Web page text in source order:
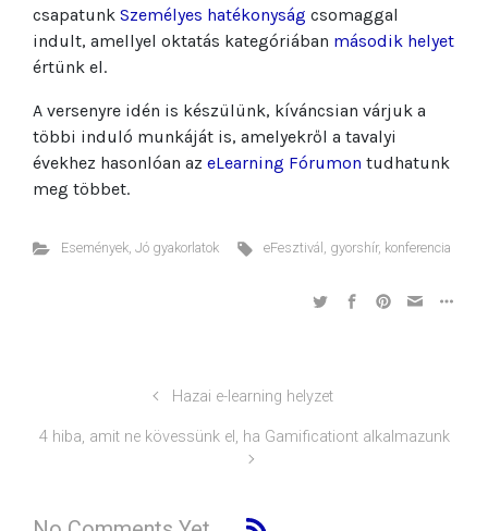
csapatunk Személyes hatékonyság csomaggal
indult, amellyel oktatás kategóriában második helyet
értünk el.
A versenyre idén is készülünk, kíváncsian várjuk a
többi induló munkáját is, amelyekről a tavalyi
évekhez hasonlóan az eLearning Fórumon tudhatunk
meg többet.
Események, Jó gyakorlatok eFesztivál , gyorshír, konferencia
Hazai e-learning helyzet
4 hiba, amit ne kövessünk el, ha Gamificationt alkalmazunk